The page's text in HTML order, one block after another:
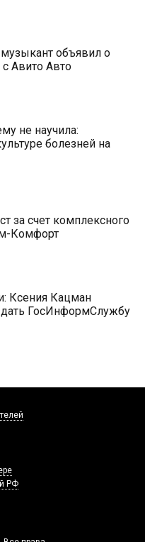
объявил о
Авито Авто
не научила:
болезней на
за счет комплексного
Комфорт
Ксения Кацман
ГосИнформСлужбу
РФ